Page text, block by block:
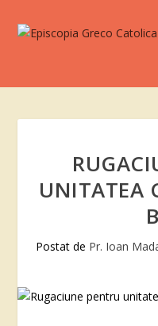
UNITATEA
Postat de Pr. Ioan